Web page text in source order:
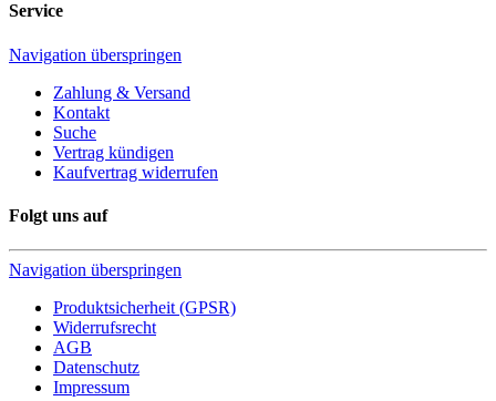
Service
Navigation überspringen
Zahlung & Versand
Kontakt
Suche
Vertrag kündigen
Kaufvertrag widerrufen
Folgt uns auf
Navigation überspringen
Produktsicherheit (GPSR)
Widerrufsrecht
AGB
Datenschutz
Impressum